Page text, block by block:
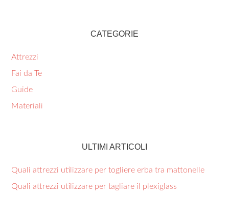
CATEGORIE
Attrezzi
Fai da Te
Guide
Materiali
ULTIMI ARTICOLI
Quali attrezzi utilizzare per togliere erba tra mattonelle​
Quali attrezzi utilizzare per tagliare il plexiglass​